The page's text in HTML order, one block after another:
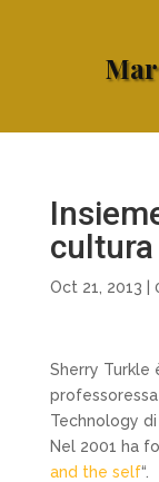
Oct 21, 2013
Sherry Turkle
Technology di
Nel 2001 ha
and the self“.